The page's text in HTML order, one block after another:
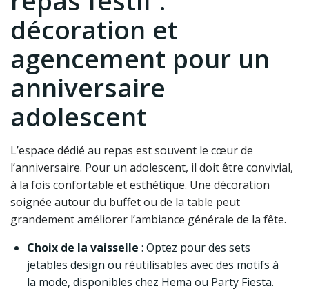
décoration et
agencement pour un
anniversaire
adolescent
L’espace dédié au repas est souvent le cœur de
l’anniversaire. Pour un adolescent, il doit être convivial,
à la fois confortable et esthétique. Une décoration
soignée autour du buffet ou de la table peut
grandement améliorer l’ambiance générale de la fête.
Choix de la vaisselle : Optez pour des sets
jetables design ou réutilisables avec des motifs à
la mode, disponibles chez Hema ou Party Fiesta.